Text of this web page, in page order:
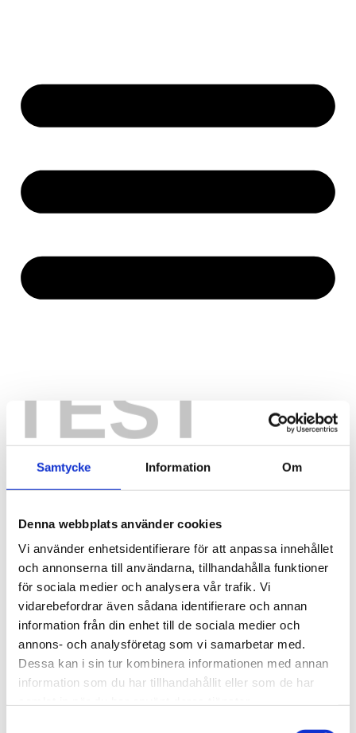
TEST
Samtycke Information Om
Denna webbplats använder cookies
Vi använder enhetsidentifierare för att anpassa innehållet
och annonserna till användarna, tillhandahålla funktioner
för sociala medier och analysera vår trafik. Vi
vidarebefordrar även sådana identifierare och annan
information från din enhet till de sociala medier och
annons- och analysföretag som vi samarbetar med.
Dessa kan i sin tur kombinera informationen med annan
information som du har tillhandahållit eller som de har